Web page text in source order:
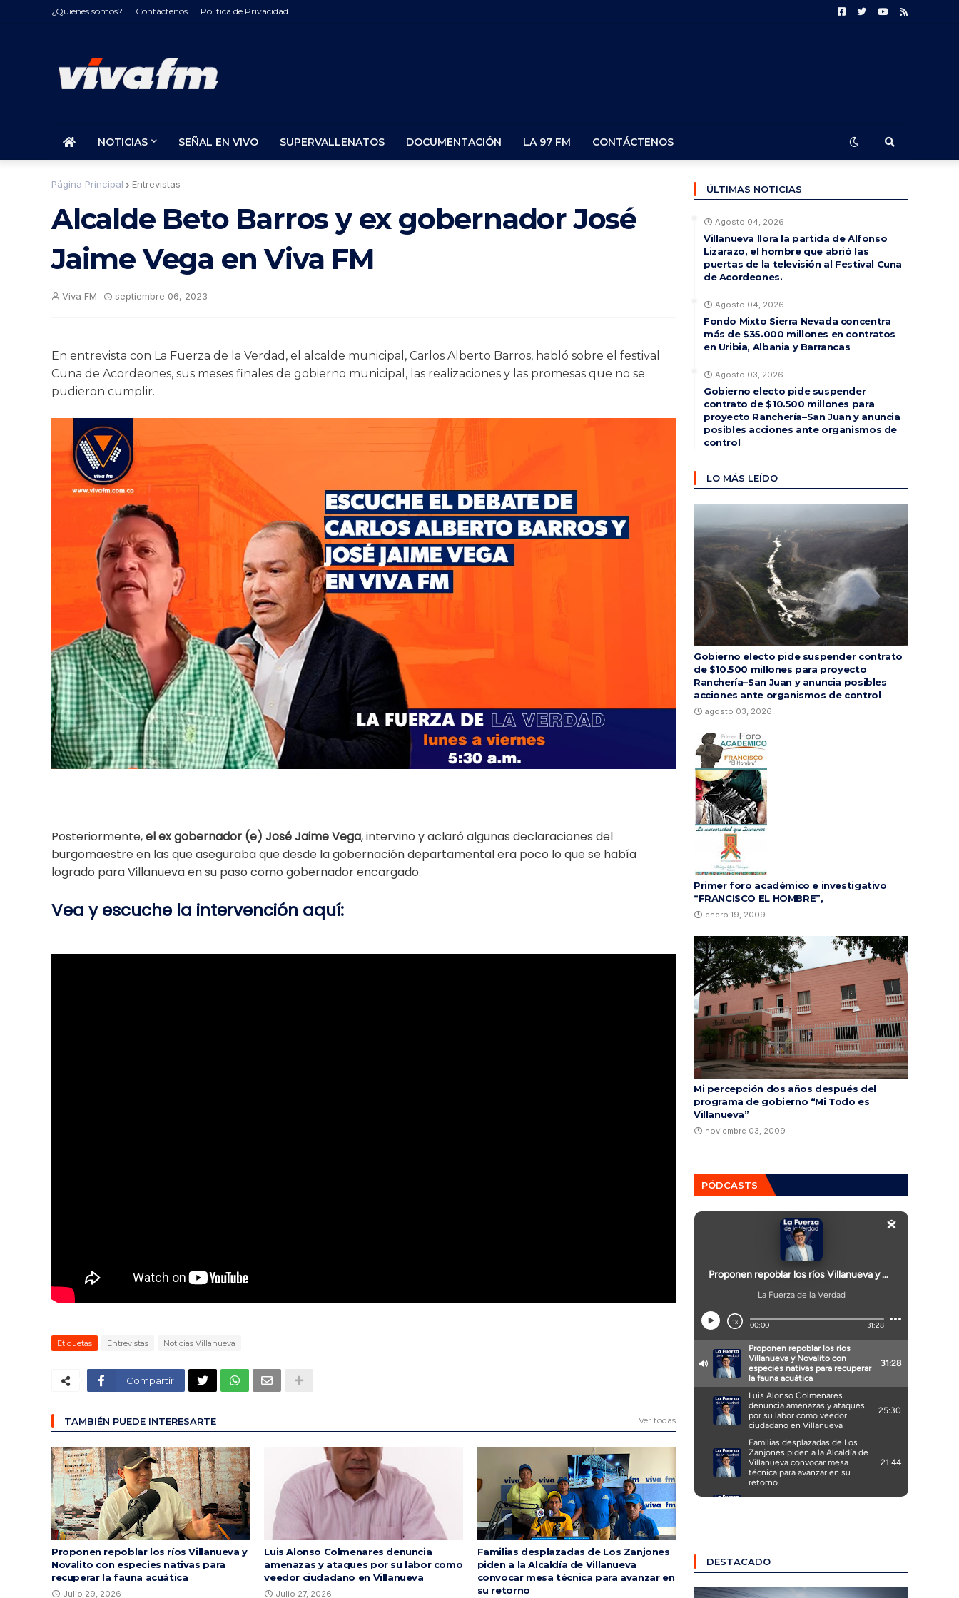
¿Quienes somos? Contáctenos Politica de Privacidad
NOTICIAS SEÑAL EN VIVO SUPERVALLENATOS DOCUMENTACIÓN LA 97 FM CONTÁCTENOS
Página Principal Entrevistas
Alcalde Beto Barros y ex gobernador José
Jaime Vega en Viva FM
Viva FM septiembre 06, 2023
En entrevista con La Fuerza de la Verdad, el alcalde municipal, Carlos Alberto Barros, habló sobre el festival
Cuna de Acordeones, sus meses finales de gobierno municipal, las realizaciones y las promesas que no se
pudieron cumplir.
Posteriormente,el ex gobernador (e) José Jaime Vega, intervino y aclaró algunas declaraciones del
burgomaestre en las que aseguraba que desde la gobernación departamental era poco lo que se había
logrado para Villanueva en su paso como gobernador encargado.
Vea y escuche la intervención aquí:
Etiquetas Entrevistas Noticias Villanueva
Compartir
TAMBIÉN PUEDE INTERESARTE Ver todas
Proponen repoblar los ríos Villanueva y
Novalito con especies nativas para
recuperar la fauna acuática
Julio 29, 2026
Luis Alonso Colmenares denuncia
amenazas y ataques por su labor como
veedor ciudadano en Villanueva
Julio 27, 2026
Familias desplazadas de Los Zanjones
piden a la Alcaldía de Villanueva
convocar mesa técnica para avanzar en
su retorno
ÚLTIMAS NOTICIAS
Agosto 04, 2026
Villanueva llora la partida de Alfonso
Lizarazo, el hombre que abrió las
puertas de la televisión al Festival Cuna
de Acordeones.
Agosto 04, 2026
Fondo Mixto Sierra Nevada concentra
más de $35.000 millones en contratos
en Uribia, Albania y Barrancas
Agosto 03, 2026
Gobierno electo pide suspender
contrato de $10.500 millones para
proyecto Ranchería–San Juan y anuncia
posibles acciones ante organismos de
control
LO MÁS LEÍDO
Gobierno electo pide suspender contrato
de $10.500 millones para proyecto
Ranchería–San Juan y anuncia posibles
acciones ante organismos de control
agosto 03, 2026
Primer foro académico e investigativo
“FRANCISCO EL HOMBRE”,
enero 19, 2009
Mi percepción dos años después del
programa de gobierno “Mi Todo es
Villanueva”
noviembre 03, 2009
PÓDCASTS
DESTACADO